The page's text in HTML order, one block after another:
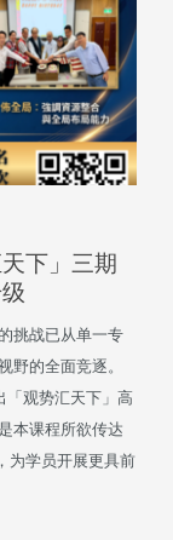
下」三期
挑战已从单一专
野的全面竞逐。
「观势汇天下」高
本课程所欲传达
为学员开展更具前